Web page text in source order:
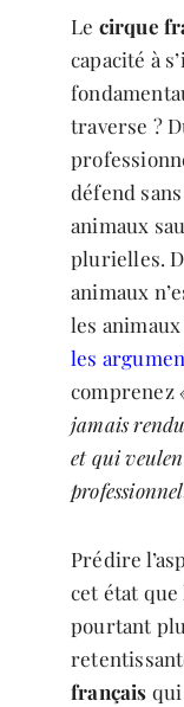
Le cirque
capacité à
traverse ?
défend
animaux
plurielles.
animaux
les
les
comprenez
jamais
et qui
Prédire
cet état
pourtant
français